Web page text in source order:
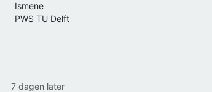
Ismene
PWS TU Delft
7 dagen later